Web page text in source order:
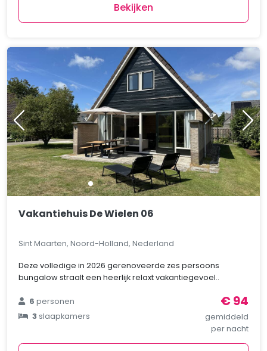
Bekijken
Vakantiehuis De Wielen 06
Sint Maarten, Noord-Holland, Nederland
Deze volledige in 2026 gerenoveerde zes persoons
bungalow straalt een heerlijk relaxt vakantiegevoel..
6personen
3slaapkamers
€ 94
gemiddeld
per nacht